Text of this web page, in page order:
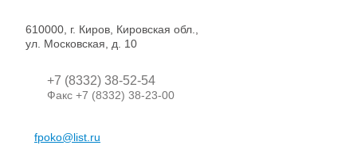
610000, г. Киров, Кировская обл.,
ул. Московская, д. 10
+7 (8332) 38-52-54
Факс +7 (8332) 38-23-00
fpoko@list.ru